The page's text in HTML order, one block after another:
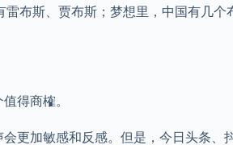
布斯、贾布斯；梦想里，中国有几个
得商榷。
更加敏感和反感。但是，今日头条、